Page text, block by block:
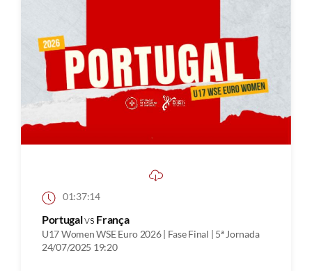
01:37:14
Portugalvs França
U17 Women WSE Euro 2026 | Fase Final | 5ª Jornada
24/07/2025 19:20